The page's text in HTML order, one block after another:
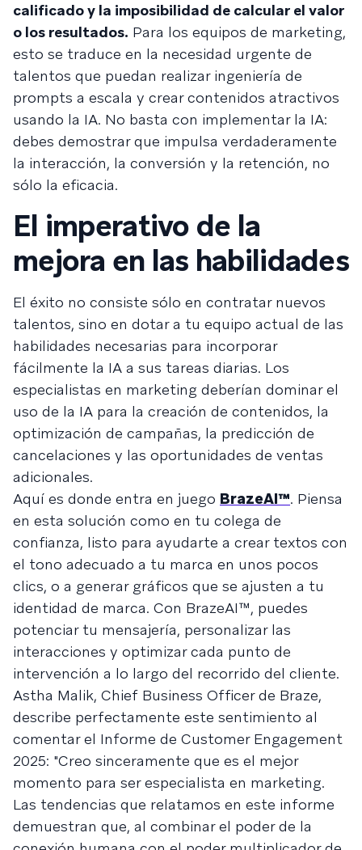
calificado y la imposibilidad de calcular el valor
o los resultados. Para los equipos de marketing,
esto se traduce en la necesidad urgente de
talentos que puedan realizar ingeniería de
prompts a escala y crear contenidos atractivos
usando la IA. No basta con implementar la IA:
debes demostrar que impulsa verdaderamente
la interacción, la conversión y la retención, no
sólo la eficacia.
El imperativo de la
mejora en las habilidades
El éxito no consiste sólo en contratar nuevos
talentos, sino en dotar a tu equipo actual de las
habilidades necesarias para incorporar
fácilmente la IA a sus tareas diarias. Los
especialistas en marketing deberían dominar el
uso de la IA para la creación de contenidos, la
optimización de campañas, la predicción de
cancelaciones y las oportunidades de ventas
adicionales.
Aquí es donde entra en juego BrazeAI™. Piensa
en esta solución como en tu colega de
confianza, listo para ayudarte a crear textos con
el tono adecuado a tu marca en unos pocos
clics, o a generar gráficos que se ajusten a tu
identidad de marca. Con BrazeAI™, puedes
potenciar tu mensajería, personalizar las
interacciones y optimizar cada punto de
intervención a lo largo del recorrido del cliente.
Astha Malik, Chief Business Officer de Braze,
describe perfectamente este sentimiento al
comentar el Informe de Customer Engagement
2025: "Creo sinceramente que es el mejor
momento para ser especialista en marketing.
Las tendencias que relatamos en este informe
demuestran que, al combinar el poder de la